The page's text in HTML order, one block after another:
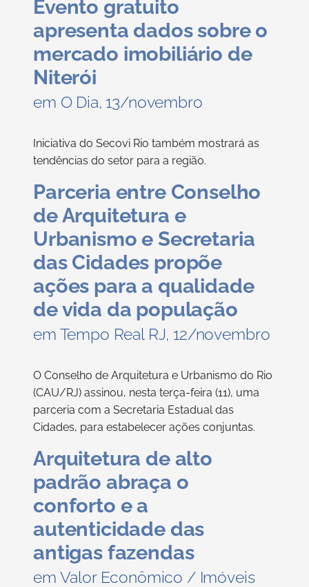
Evento gratuito
apresenta dados sobre o
mercado imobiliário de
Niterói
em O Dia, 13/novembro
Iniciativa do Secovi Rio também mostrará as
tendências do setor para a região.
Parceria entre Conselho
de Arquitetura e
Urbanismo e Secretaria
das Cidades propõe
ações para a qualidade
de vida da população
em Tempo Real RJ, 12/novembro
O Conselho de Arquitetura e Urbanismo do Rio
(CAU/RJ) assinou, nesta terça-feira (11), uma
parceria com a Secretaria Estadual das
Cidades, para estabelecer ações conjuntas.
Arquitetura de alto
padrão abraça o
conforto e a
autenticidade das
antigas fazendas
em Valor Econômico / Imóveis